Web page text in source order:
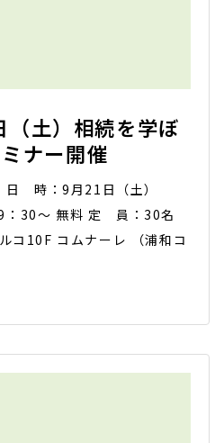
土）相続を学ぼ
ナー開催
時：9月21日（土）
：30～ 無料 定 員：30名
コ10F コムナーレ （浦和コ